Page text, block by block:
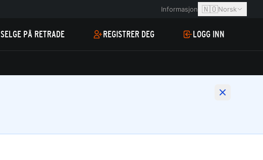
Informasjon 🇳🇴Norsk
SELGE PÅ RETRADE REGISTRER DEG LOGG INN